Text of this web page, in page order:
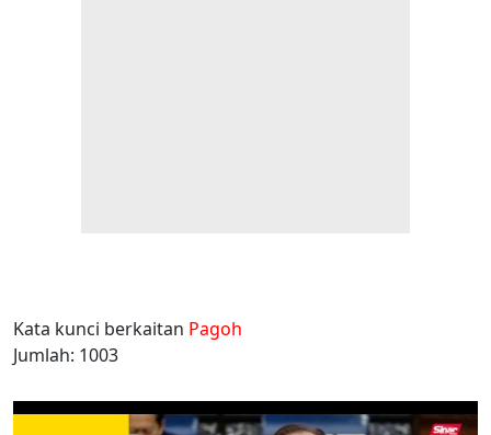
Kata kunci berkaitan Pagoh
Jumlah: 1003